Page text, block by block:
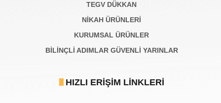
TEGV DÜKKAN
NİKAH ÜRÜNLERİ
KURUMSAL ÜRÜNLER
BILINÇLI ADIMLAR GÜVENLI YARINLAR
HIZLI ERIŞIM LINKLERI